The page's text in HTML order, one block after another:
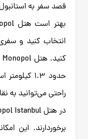
قصد سفر به استانبول
انتخاب کنید و
حدود ۱.۳
راحتی می‌توانید به
برخوردارند. این